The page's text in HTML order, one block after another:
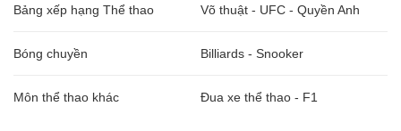
Bảng xếp hạng Thể thao Võ thuật - UFC - Quyền Anh
Bóng chuyền Billiards - Snooker
Môn thể thao khác Đua xe thể thao - F1